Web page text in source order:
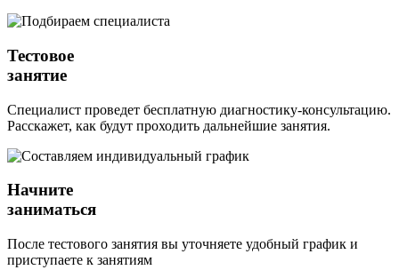
Тестовое
занятие
Специалист проведет бесплатную диагностику-консультацию.
Расскажет, как будут проходить дальнейшие занятия.
Начните
заниматься
После тестового занятия вы уточняете удобный график и
приступаете к занятиям